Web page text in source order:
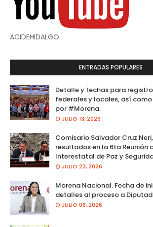
ACIDEHIDALGO
ENTRADAS POPULARES
Detalle y fechas para
federales y locales, así
por #Morena.
JULIO 13, 2026
Comisario Salvador Cruz
resultados en la 6ta Reunión
Interestatal de Paz y
JULIO 23, 2026
Morena Nacional. Fecha de
detalles al proceso a
JULIO 06, 2026